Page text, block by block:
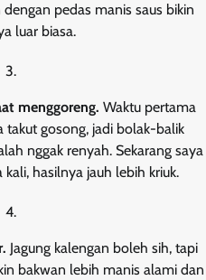
pedas manis saus bikin
luar biasa.
menggoreng. Waktu pertama
takut gosong, jadi bolak-balik
nggak renyah. Sekarang saya
hasilnya jauh lebih kriuk.
Jagung kalengan boleh sih, tapi
bakwan lebih manis alami dan